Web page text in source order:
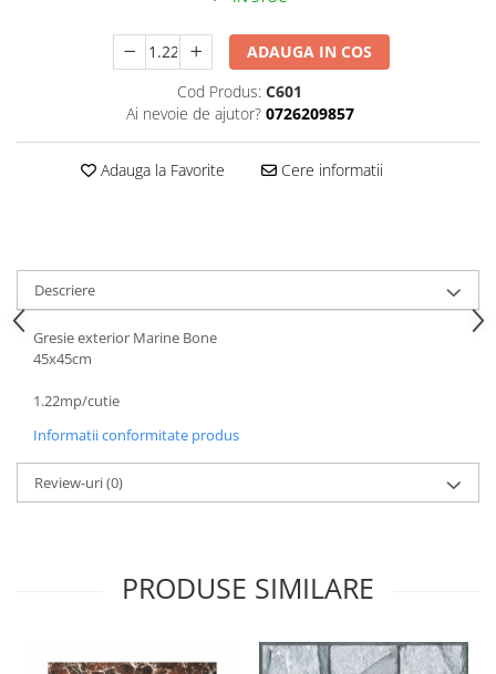
Tabla aluminiu
Tabla cutata
Tabla lisa
Cuie beton
Cuie constructii
Distantiere cofraje
Electrozi sudura
Sarma zincata
Lemn
Cherestea
Lambriu lemn
Adezivi pentru termosistem
ADAUGA IN COS
Cod Produs: C601
Ai nevoie de ajutor? 0726209857
Adauga la Favorite Cere informatii
Descriere
Gresie exterior Marine Bone
45x45cm
1.22mp/cutie
Informatii conformitate produs
Review-uri(0)
PRODUSE SIMILARE